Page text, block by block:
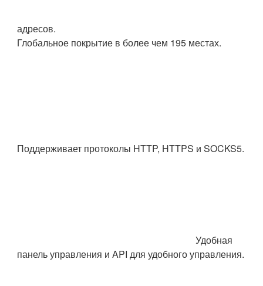
адресов.
Глобальное покрытие в более чем 195 местах.
Поддерживает протоколы HTTP, HTTPS и SOCKS5.
Удобная
панель управления и API для удобного управления.